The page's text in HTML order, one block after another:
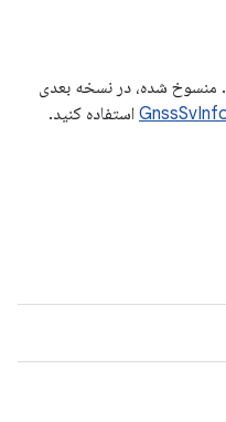
ساختار قدیمی برای نمایش اطلاعات SV. منسوخ شده، در نسخه بعدی
استفاده کنید.